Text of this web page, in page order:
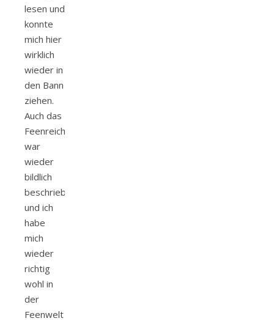
lesen und
konnte
mich hier
wirklich
wieder in
den Bann
ziehen.
Auch das
Feenreich
war
wieder
bildlich
beschrieben
und ich
habe
mich
wieder
richtig
wohl in
der
Feenwelt